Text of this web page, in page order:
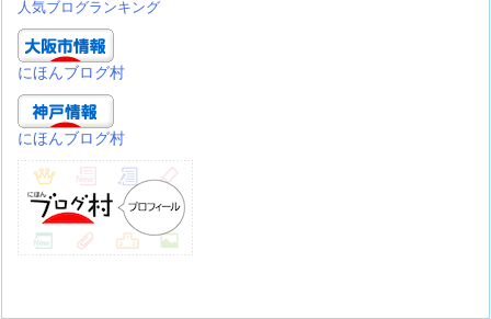
人気ブログランキング
にほんブログ村
にほんブログ村